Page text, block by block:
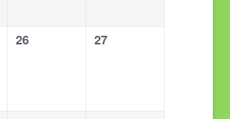
0
26
0
27